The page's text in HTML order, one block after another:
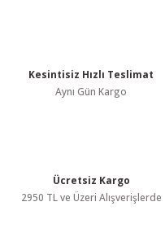
Kesintisiz Hızlı Teslimat
Aynı Gün Kargo
Ücretsiz Kargo
2950 TL ve Üzeri Alışverişlerde